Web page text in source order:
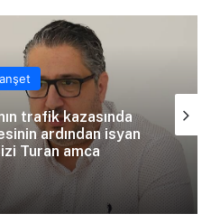
trafik kazasında
ardından isyan
Turan amca